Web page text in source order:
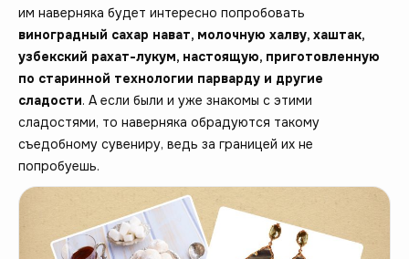
им наверняка будет интересно попробовать
виноградный сахар нават, молочную халву, хаштак,
узбекский рахат-лукум, настоящую, приготовленную
по старинной технологии парварду и другие
сладости. А если были и уже знакомы с этими
сладостями, то наверняка обрадуются такому
съедобному сувениру, ведь за границей их не
попробуешь.